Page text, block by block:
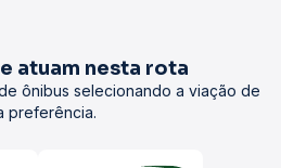
atuam nesta rota
ônibus selecionando a viação de
preferência.